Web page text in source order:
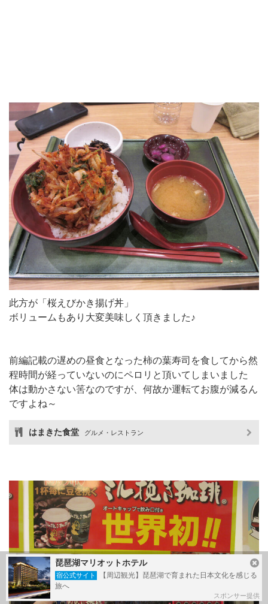
此方が「桜えびかき揚げ丼」
ボリュームもあり大変美味しく頂きました♪
前編記載の遅めの昼食となった柿の葉寿司を食してから然
程時間が経っていないのにペロリと頂いてしまいました
体は動かさない筈なのですが、何故か運転てお腹が減るん
ですよね～
はまきた食堂 グルメ・レストラン
琵琶湖マリオットホテル
宿公式サイト
【周辺観光】琵琶湖で育まれた日本文化を感じる
旅へ
スポンサー提供